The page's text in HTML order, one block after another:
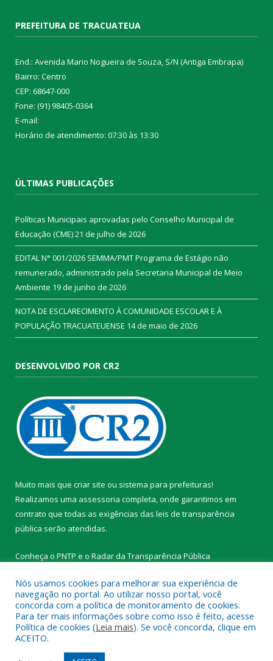
PREFEITURA DE TRACUATEUA
End.: Avenida Mario Nogueira de Souza, S/N (Antiga Embrapa)
Bairro: Centro
CEP: 68647-000
Fone: (91) 98405-0364
E-mail:
Horário de atendimento: 07:30 às 13:30
ÚLTIMAS PUBLICAÇÕES
Políticas Municipais aprovadas pelo Conselho Municipal de
Educação (CME)21 de julho de 2026
EDITAL N° 001/2026 SEMMA/PMT Programa de Estágio não
remunerado, administrado pela Secretaria Municipal de Meio
Ambiente 19 de junho de 2026
NOTA DE ESCLARECIMENTO À COMUNIDADE ESCOLAR E À
POPULAÇÃO TRACUATEUENSE 14 de maio de 2026
DESENVOLVIDO POR CR2
Muito mais que criar site ou sistema para prefeituras!
Realizamos uma assessoria completa, onde garantimos em
contrato que todas as exigências das leis de transparência
pública serão atendidas.
Conheça o PNTP e o Radar da Transparência Pública
Todos os direitos reservados a Prefeitura Municipal de
Tracuateua.
Nós usamos cookies para melhorar sua experiência de
navegação no portal. Ao utilizar nosso portal, você
concorda com a política de monitoramento de cookies.
Para ter mais informações sobre como isso é feito, acesse
Política de cookies (Leia mais). Se você concorda, clique em
ACEITO.